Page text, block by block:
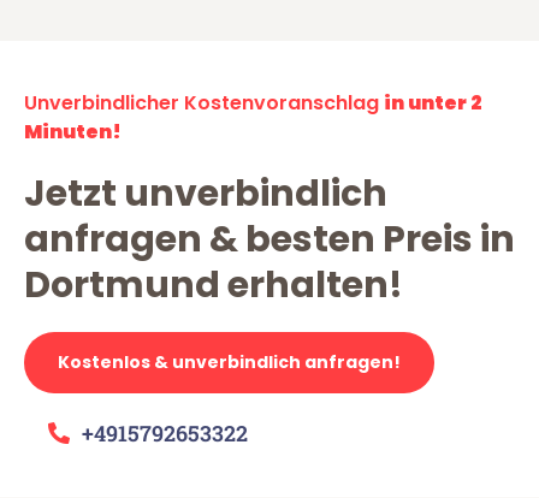
Unverbindlicher Kostenvoranschlag in unter 2
Minuten!
Jetzt unverbindlich
anfragen & besten Preis in
Dortmund erhalten!
Kostenlos & unverbindlich anfragen!
+4915792653322